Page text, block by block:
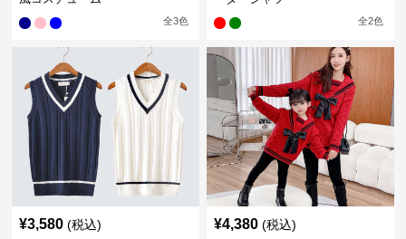
全3色 全2色
¥3,580 (税込) ¥4,380 (税込)